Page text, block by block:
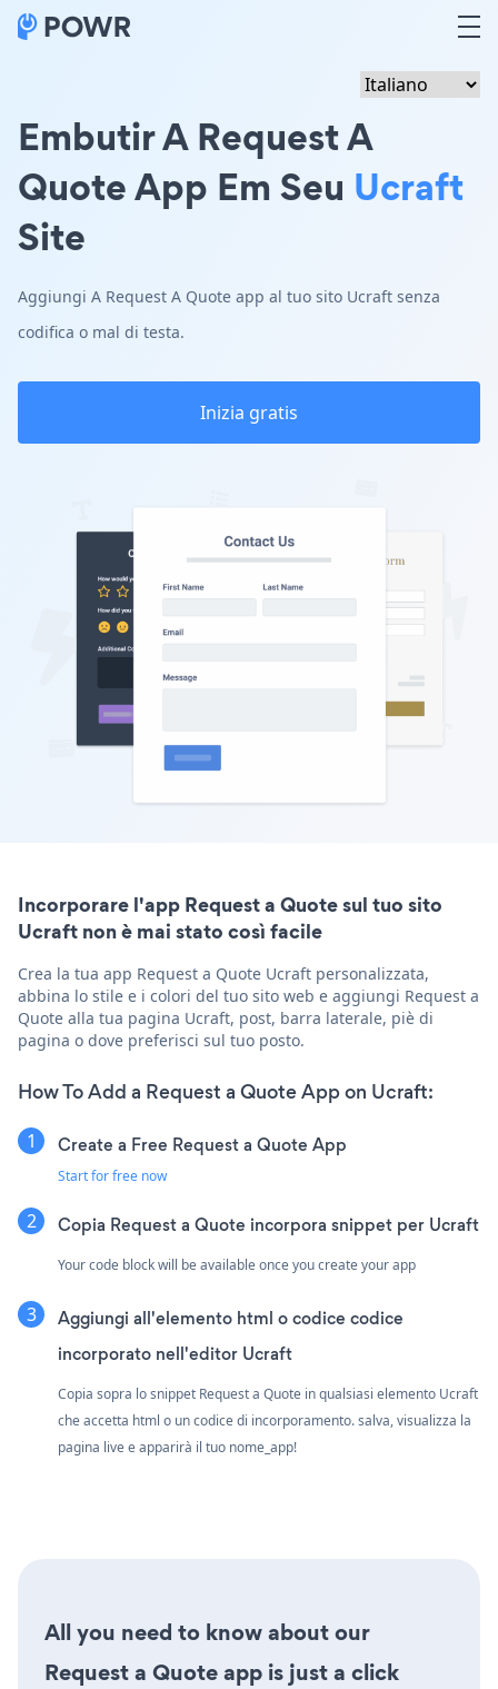
Embutir A Request A
Quote App Em Seu Ucraft
Site
Aggiungi A Request A Quote app al tuo sito Ucraft senza
codifica o mal di testa.
Inizia gratis
Incorporare l'app Request a Quote sul tuo sito
Ucraft non è mai stato così facile
Crea la tua app Request a Quote Ucraft personalizzata,
abbina lo stile e i colori del tuo sito web e aggiungi Request a
Quote alla tua pagina Ucraft, post, barra laterale, piè di
pagina o dove preferisci sul tuo posto.
How To Add a Request a Quote App on Ucraft:
Create a Free Request a Quote App
Start for free now
Copia Request a Quote incorpora snippet per Ucraft
Your code block will be available once you create your app
Aggiungi all'elemento html o codice codice
incorporato nell'editor Ucraft
Copia sopra lo snippet Request a Quote in qualsiasi elemento Ucraft
che accetta html o un codice di incorporamento. salva, visualizza la
pagina live e apparirà il tuo nome_app!
All you need to know about our
Request a Quote app is just a click